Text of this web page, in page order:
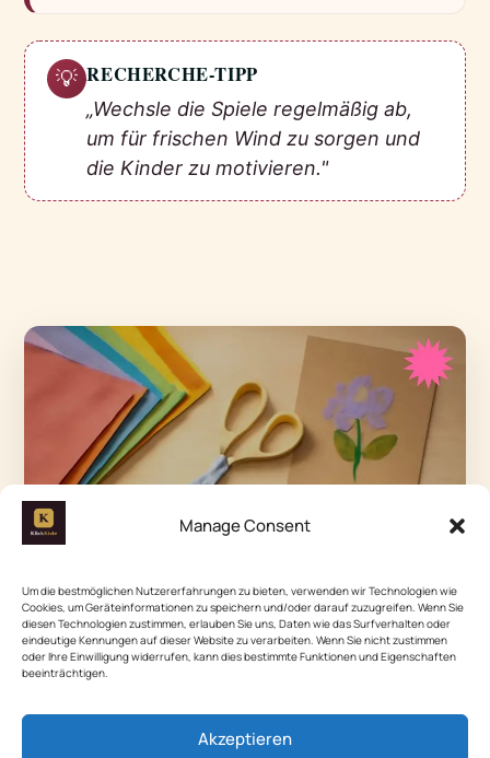
Manage Consent
Um die bestmöglichen Nutzererfahrungen zu bieten, verwenden wir Technologien wie
Cookies, um Geräteinformationen zu speichern und/oder darauf zuzugreifen. Wenn Sie
diesen Technologien zustimmen, erlauben Sie uns, Daten wie das Surfverhalten oder
eindeutige Kennungen auf dieser Website zu verarbeiten. Wenn Sie nicht zustimmen
oder Ihre Einwilligung widerrufen, kann dies bestimmte Funktionen und Eigenschaften
beeinträchtigen.
Akzeptieren
💡 RECHERCHE-TIPP
„Wechsle die Spiele regelmäßig ab,
um für frischen Wind zu sorgen und
die Kinder zu motivieren."